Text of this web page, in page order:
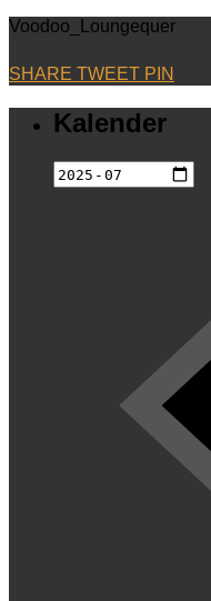
Voodoo_Loungequer
SHARE TWEET PIN
Kalender